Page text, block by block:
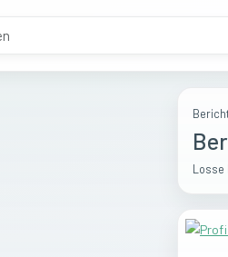
Losse